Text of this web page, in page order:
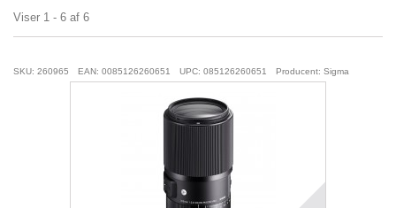
Viser 1 - 6 af 6
SKU: 260965 EAN: 0085126260651 UPC: 085126260651 Producent: Sigma